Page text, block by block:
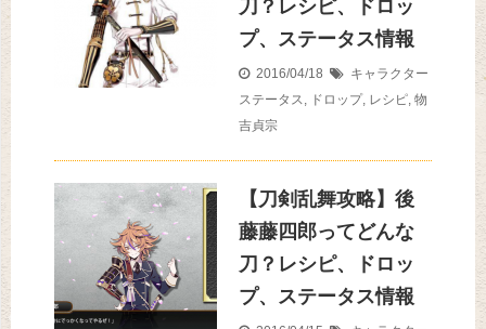
刀？レシピ、ドロッ
プ、ステータス情報
2016/04/18
キャラクター
ステータス, ドロップ, レシピ, 物
吉貞宗
【刀剣乱舞攻略】後
藤藤四郎ってどんな
刀？レシピ、ドロッ
プ、ステータス情報